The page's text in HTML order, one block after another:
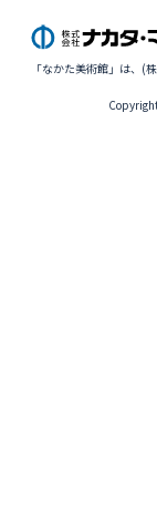
「なかた美術館」は、(